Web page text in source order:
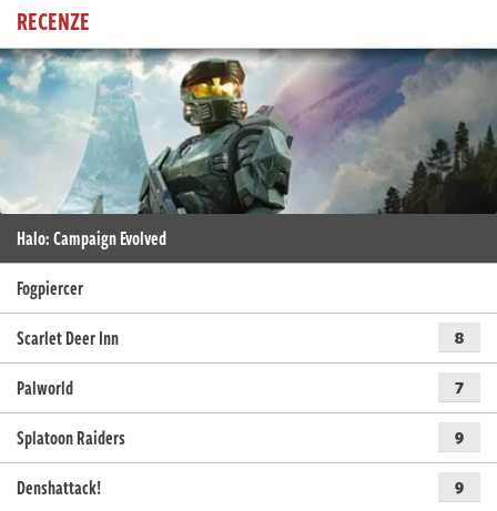
RECENZE
Halo: Campaign Evolved
Fogpiercer
Scarlet Deer Inn
8
Palworld 7
Splatoon Raiders 9
Denshattack! 9